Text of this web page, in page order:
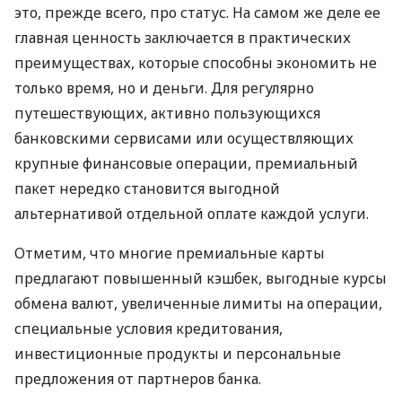
это, прежде всего, про статус. На самом же деле ее
главная ценность заключается в практических
преимуществах, которые способны экономить не
только время, но и деньги. Для регулярно
путешествующих, активно пользующихся
банковскими сервисами или осуществляющих
крупные финансовые операции, премиальный
пакет нередко становится выгодной
альтернативой отдельной оплате каждой услуги.
Отметим, что многие премиальные карты
предлагают повышенный кэшбек, выгодные курсы
обмена валют, увеличенные лимиты на операции,
специальные условия кредитования,
инвестиционные продукты и персональные
предложения от партнеров банка.